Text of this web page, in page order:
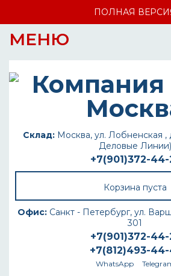
ПОЛНАЯ
МЕНЮ
Склад:Москва, ул. Лобненская ,
Деловые Линии)
+7(901)372-44-
Корзина пуста
Офис: Санкт - Петербург, ул.
301
+7(901)372-44-
+7(812)493-
WhatsApp